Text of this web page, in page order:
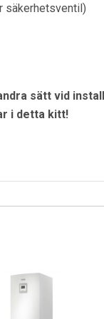
säkerhetsventil)
sätt vid
i detta kitt!